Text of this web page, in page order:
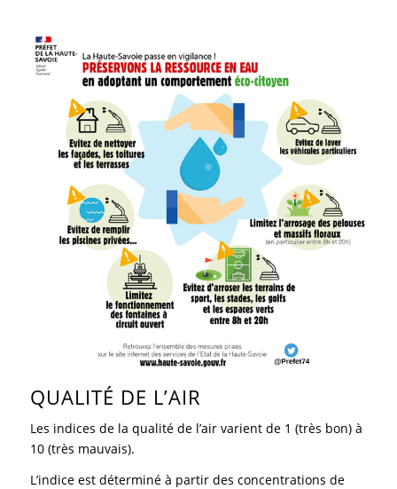
QUALITÉ DE L’AIR
Les indices de la qualité de l’air varient de 1 (très bon) à
10 (très mauvais).
L’indice est déterminé à partir des concentrations de